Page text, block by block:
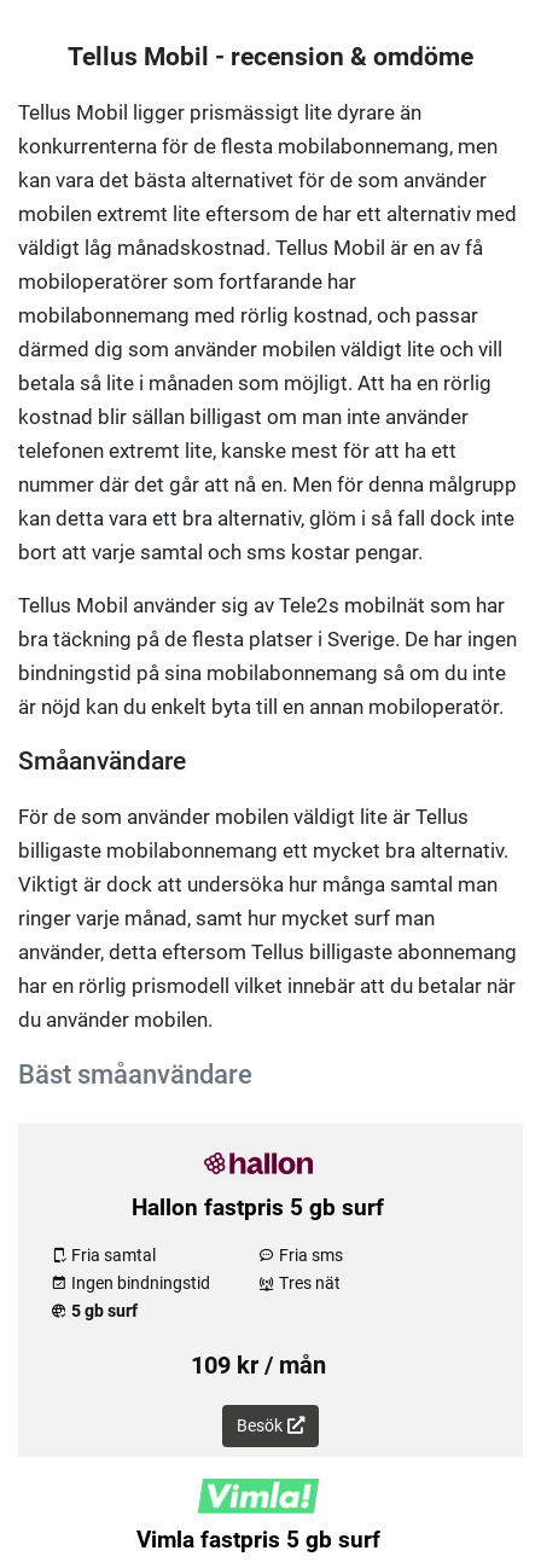
Tellus Mobil - recension & omdöme
Tellus Mobil ligger prismässigt lite dyrare än
konkurrenterna för de flesta mobilabonnemang, men
kan vara det bästa alternativet för de som använder
mobilen extremt lite eftersom de har ett alternativ med
väldigt låg månadskostnad. Tellus Mobil är en av få
mobiloperatörer som fortfarande har
mobilabonnemang med rörlig kostnad, och passar
därmed dig som använder mobilen väldigt lite och vill
betala så lite i månaden som möjligt. Att ha en rörlig
kostnad blir sällan billigast om man inte använder
telefonen extremt lite, kanske mest för att ha ett
nummer där det går att nå en. Men för denna målgrupp
kan detta vara ett bra alternativ, glöm i så fall dock inte
bort att varje samtal och sms kostar pengar.
Tellus Mobil använder sig av Tele2s mobilnät som har
bra täckning på de flesta platser i Sverige. De har ingen
bindningstid på sina mobilabonnemang så om du inte
är nöjd kan du enkelt byta till en annan mobiloperatör.
Småanvändare
För de som använder mobilen väldigt lite är Tellus
billigaste mobilabonnemang ett mycket bra alternativ.
Viktigt är dock att undersöka hur många samtal man
ringer varje månad, samt hur mycket surf man
använder, detta eftersom Tellus billigaste abonnemang
har en rörlig prismodell vilket innebär att du betalar när
du använder mobilen.
Bäst småanvändare
Hallon fastpris 5 gb surf
Fria samtal
Fria sms
Ingen bindningstid
Tres nät
5 gb surf
109 kr / mån
Besök
Vimla fastpris 5 gb surf